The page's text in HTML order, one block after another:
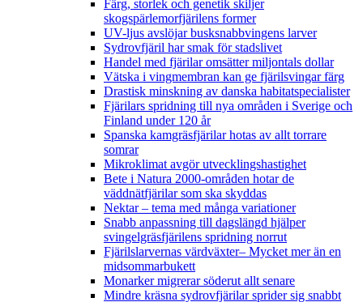
Färg, storlek och genetik skiljer
skogspärlemorfjärilens former
UV-ljus avslöjar busksnabbvingens larver
Sydrovfjäril har smak för stadslivet
Handel med fjärilar omsätter miljontals dollar
Vätska i vingmembran kan ge fjärilsvingar färg
Drastisk minskning av danska habitatspecialister
Fjärilars spridning till nya områden i Sverige och
Finland under 120 år
Spanska kamgräsfjärilar hotas av allt torrare
somrar
Mikroklimat avgör utvecklingshastighet
Bete i Natura 2000-områden hotar de
väddnätfjärilar som ska skyddas
Nektar – tema med många variationer
Snabb anpassning till dagslängd hjälper
svingelgräsfjärilens spridning norrut
Fjärilslarvernas värdväxter– Mycket mer än en
midsommarbukett
Monarker migrerar söderut allt senare
Mindre kräsna sydrovfjärilar sprider sig snabbt